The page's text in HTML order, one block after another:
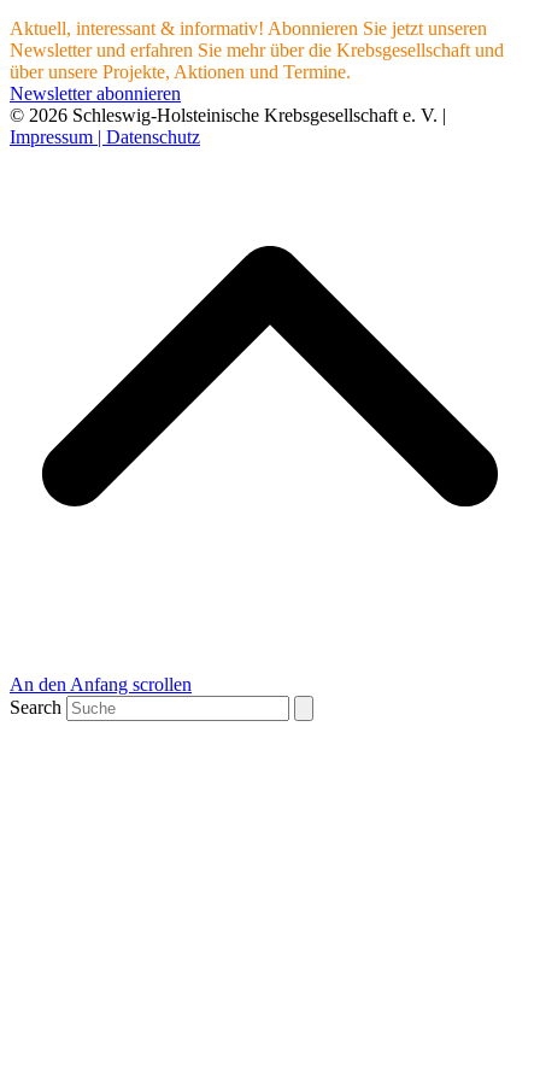
Aktuell, interessant & informativ! Abonnieren Sie jetzt unseren
Newsletter und erfahren Sie mehr über die Krebsgesellschaft und
über unsere Projekte, Aktionen und Termine.
Newsletter abonnieren
© 2026 Schleswig-Holsteinische Krebsgesellschaft e. V. |
Impressum | Datenschutz
An den Anfang scrollen
Search